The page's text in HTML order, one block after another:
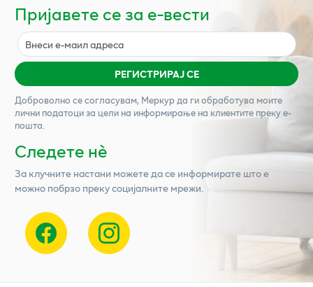
Пријавете се за е-вести
РЕГИСТРИРАЈ СЕ
Доброволно се согласувам, Меркурда ги обработува моите
лични податоци за цели на информирање на клиентите преку е-
пошта.
Следете нѐ
За клучните настани можете да се информирате што е
можно побрзо преку социјалните мрежи.